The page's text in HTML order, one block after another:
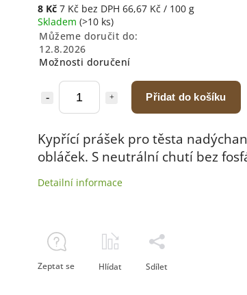
8 Kč 7 Kč bez DPH 66,67 Kč / 100 g
Skladem (>10 ks)
Můžeme doručit do:
12.8.2026
Možnosti doručení
Přidat do košíku
Kypřící prášek pro těsta
obláček. S neutrální chutí bez
Detailní informace
Zeptat se Hlídat Sdílet